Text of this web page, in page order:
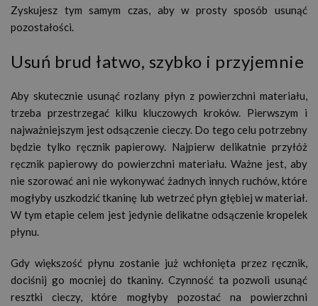
Zyskujesz tym samym czas, aby w prosty sposób usunąć
pozostałości.
Usuń brud łatwo, szybko i przyjemnie
Aby skutecznie usunąć rozlany płyn z powierzchni materiału,
trzeba przestrzegać kilku kluczowych kroków. Pierwszym i
najważniejszym jest odsączenie cieczy. Do tego celu potrzebny
będzie tylko ręcznik papierowy. Najpierw delikatnie przyłóż
ręcznik papierowy do powierzchni materiału. Ważne jest, aby
nie szorować ani nie wykonywać żadnych innych ruchów, które
mogłyby uszkodzić tkaninę lub wetrzeć płyn głębiej w materiał.
W tym etapie celem jest jedynie delikatne odsączenie kropelek
płynu.
Gdy większość płynu zostanie już wchłonięta przez ręcznik,
dociśnij go mocniej do tkaniny. Czynność ta pozwoli usunąć
resztki cieczy, które mogłyby pozostać na powierzchni